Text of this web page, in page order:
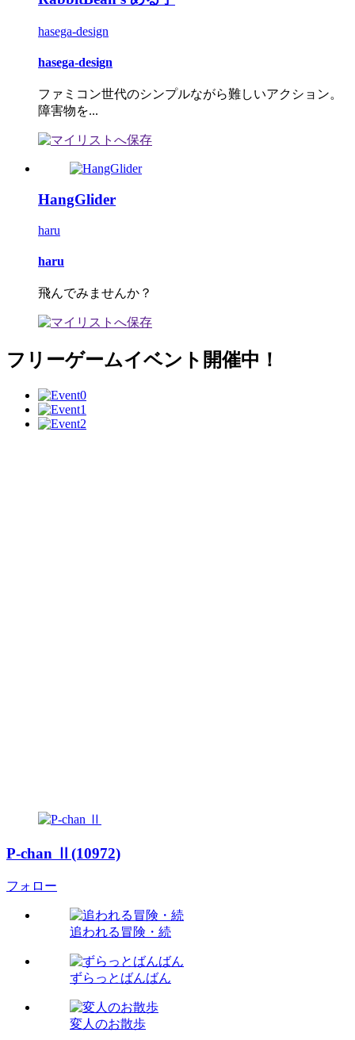
hasega-design
hasega-design
ファミコン世代のシンプルながら難しいアクション。
障害物を...
HangGlider
haru
haru
飛んでみませんか？
フリーゲームイベント開催中！
P-chan Ⅱ(10972)
フォロー
追われる冒険・続
ずらっとばんばん
変人のお散歩